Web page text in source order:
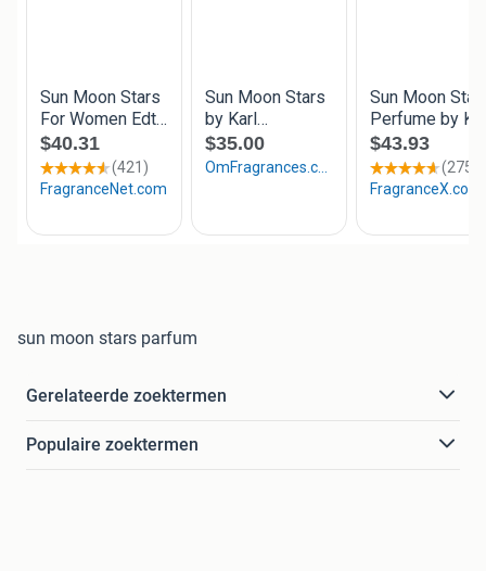
sun moon stars parfum
Gerelateerde zoektermen
Populaire zoektermen